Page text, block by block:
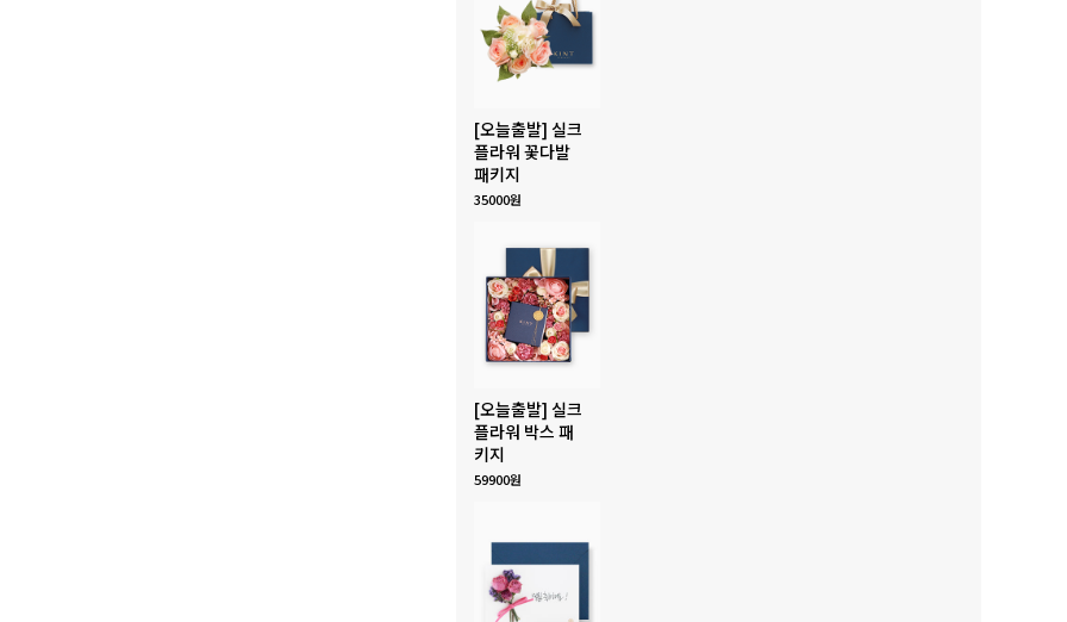
[오늘출발] 실크
플라워 꽃다발
패키지
35000원
[오늘출발] 실크
플라워 박스 패
키지
59900원